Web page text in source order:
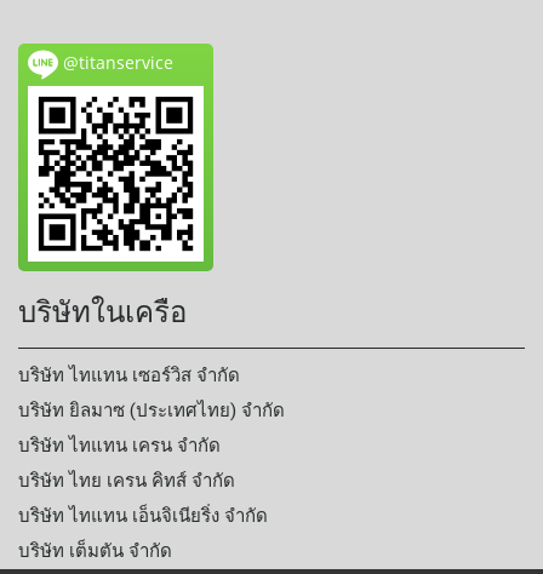
@titanservice
บริษัทในเครือ
บริษัท ไทแทน เซอร์วิส จำกัด
บริษัท ยิลมาซ (ประเทศไทย) จำกัด
บริษัท ไทแทน เครน จำกัด
บริษัท ไทย เครน คิทส์ จำกัด
บริษัท ไทแทน เอ็นจิเนียริ่ง จำกัด
บริษัท เต็มตัน จำกัด